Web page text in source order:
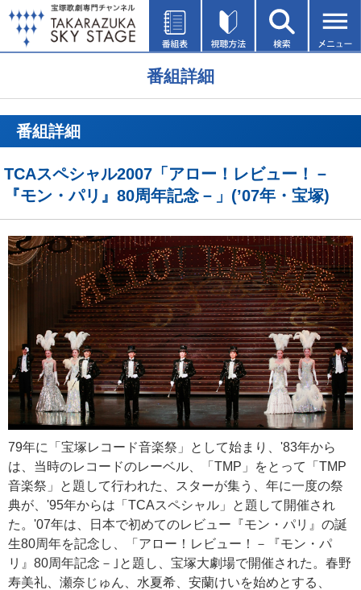
番組詳細
番組詳細
TCAスペシャル2007「アロー！レビュー！－
『モン・パリ』80周年記念－」(’07年・宝塚)
79年に「宝塚レコード音楽祭」として始まり、'83年から
は、当時のレコードのレーベル、「TMP」をとって「TMP
音楽祭」と題して行われた、スターが集う、年に一度の祭
典が、'95年からは「TCAスペシャル」と題して開催され
た。'07年は、日本で初めてのレビュー『モン・パリ』の誕
生80周年を記念し、「アロー！レビュー！－『モン・パ
リ』80周年記念－｣と題し、宝塚大劇場で開催された。春野
寿美礼、瀬奈じゅん、水夏希、安蘭けいを始めとする、